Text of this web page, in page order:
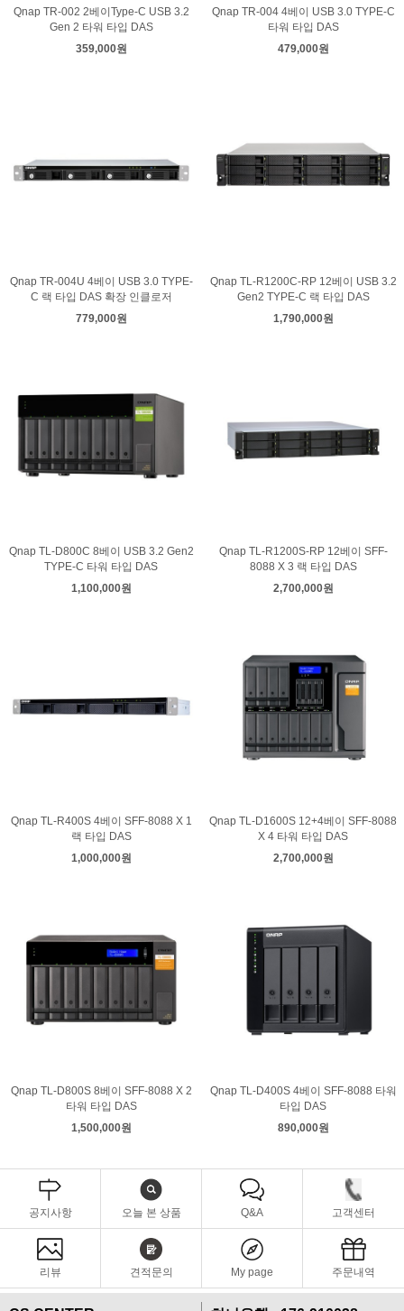
Qnap TR-002 2베이Type-C USB 3.2
Gen 2 타워 타입 DAS
359,000원
Qnap TR-004 4베이 USB 3.0 TYPE-C
타워 타입 DAS
479,000원
Qnap TR-004U 4베이 USB 3.0 TYPE-
C 랙 타입 DAS 확장 인클로저
779,000원
Qnap TL-R1200C-RP 12베이 USB 3.2
Gen2 TYPE-C 랙 타입 DAS
1,790,000원
Qnap TL-D800C 8베이 USB 3.2 Gen2
TYPE-C 타워 타입 DAS
1,100,000원
Qnap TL-R1200S-RP 12베이 SFF-
8088 X 3 랙 타입 DAS
2,700,000원
Qnap TL-R400S 4베이 SFF-8088 X 1
랙 타입 DAS
1,000,000원
Qnap TL-D1600S 12+4베이 SFF-8088
X 4 타워 타입 DAS
2,700,000원
Qnap TL-D800S 8베이 SFF-8088 X 2
타워 타입 DAS
1,500,000원
Qnap TL-D400S 4베이 SFF-8088 타워
타입 DAS
890,000원
공지사항 오늘 본 상품 Q&A 고객센터
리뷰 견적문의 My page 주문내역